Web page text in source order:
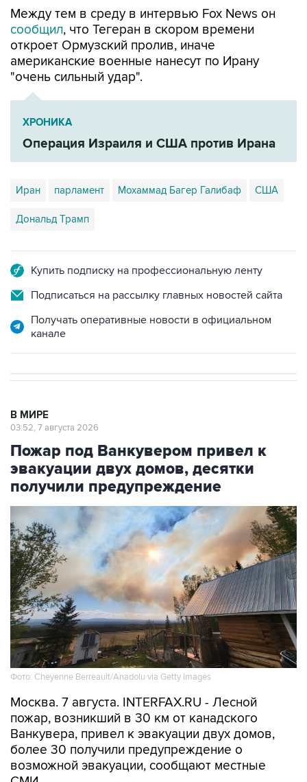
Между тем в среду в интервью Fox News он
сообщил, что Тегеран в скором времени
откроет Ормузский пролив, иначе
американские военные нанесут по Ирану
"очень сильный удар".
ХРОНИКА
Операция Израиля и США против Ирана
Иран парламент Мохаммад Багер Галибаф США
Дональд Трамп
Купить подписку на профессиональную ленту
Подписаться на рассылку главных новостей сайта
Получать оперативные новости в официальном
канале
В МИРЕ
03:52, 7 августа 2026
Пожар под Ванкувером привел к
эвакуации двух домов, десятки
получили предупреждение
Фото: Cheyenne Berreault/Anadolu via Getty Images
Москва. 7 августа. INTERFAX.RU - Лесной
пожар, возникший в 30 км от канадского
Ванкувера, привел к эвакуации двух домов,
более 30 получили предупреждение о
возможной эвакуации, сообщают местные